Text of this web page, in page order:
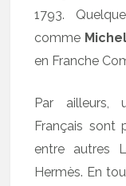
1793.
comme
en Franche
Par ailleurs,
Français sont
entre autres
Hermès. En